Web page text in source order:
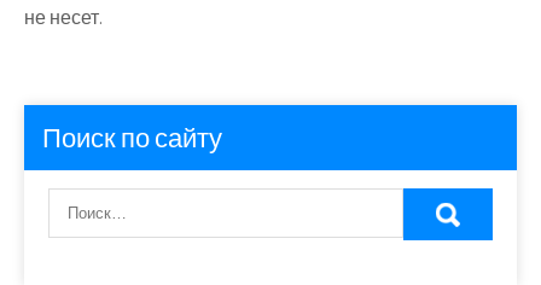
не несет.
Поиск по сайту